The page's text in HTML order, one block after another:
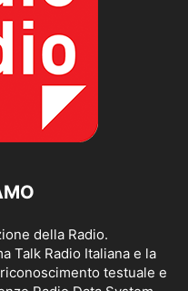
della Radio.
Talk Radio Italiana e la
testuale e